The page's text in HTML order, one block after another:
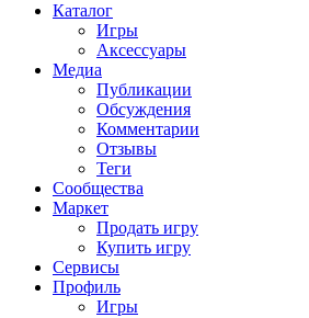
Каталог
Игры
Аксессуары
Медиа
Публикации
Обсуждения
Комментарии
Отзывы
Теги
Сообщества
Маркет
Продать игру
Купить игру
Сервисы
Профиль
Игры